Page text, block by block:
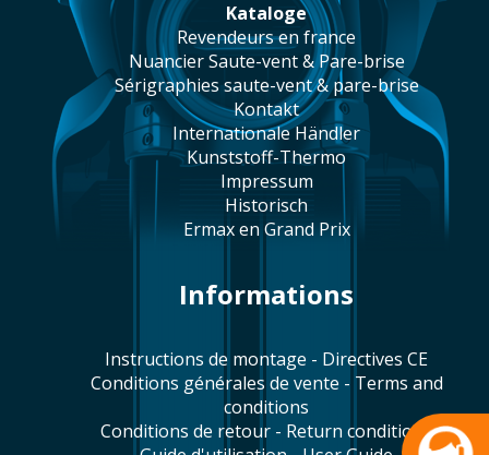
Kataloge
revendeurs en france
Nuancier Saute-vent & Pare-brise
sérigraphies saute-vent & pare-brise
Kontakt
Internationale Händler
Kunststoff-Thermo
Impressum
historisch
Ermax en Grand Prix
Informations
Instructions de montage - Directives CE
Conditions générales de vente - Terms and
conditions
Conditions de retour - Return conditions